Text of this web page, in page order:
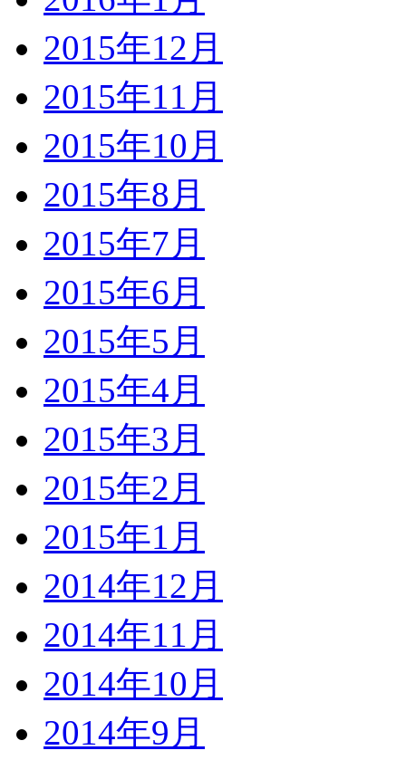
2015年12月
2015年11月
2015年10月
2015年8月
2015年7月
2015年6月
2015年5月
2015年4月
2015年3月
2015年2月
2015年1月
2014年12月
2014年11月
2014年10月
2014年9月